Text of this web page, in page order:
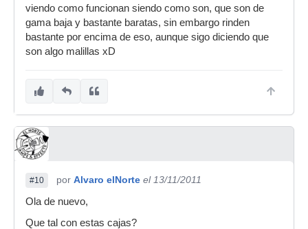
viendo como funcionan siendo como son, que son de
gama baja y bastante baratas, sin embargo rinden
bastante por encima de eso, aunque sigo diciendo que
son algo malillas xD
#10 por Alvaro elNorte el 13/11/2011
Ola de nuevo,
Que tal con estas cajas?